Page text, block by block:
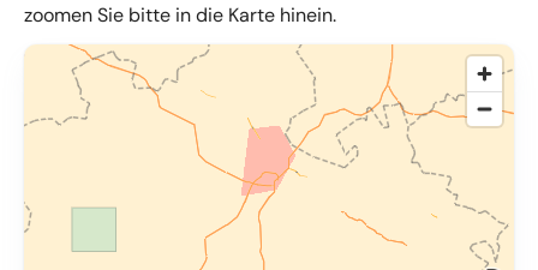
zoomen Sie bitte in die Karte hinein.
© OpenMapTiles OpenStreetMap 34u GmbH